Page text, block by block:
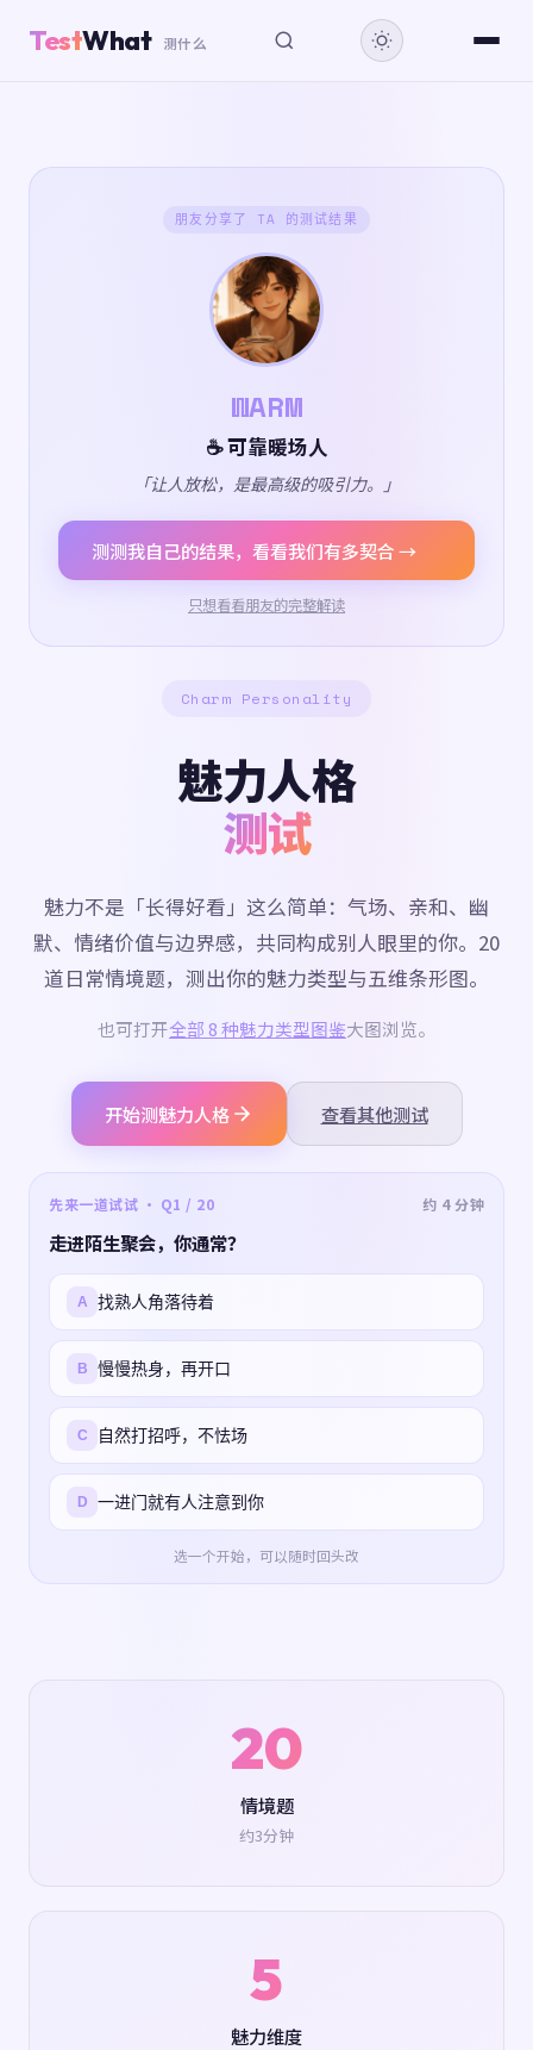
TestWhat 测什么
朋友分享了 TA 的测试结果
WARM
☕ 可靠暖场人
「让人放松，是最高级的吸引力。」
测测我自己的结果，看看我们有多契合 →
只想看看朋友的完整解读
Charm Personality
魅力人格
测试
魅力不是「长得好看」这么简单：气场、亲和、幽
默、情绪价值与边界感，共同构成别人眼里的你。20
道日常情境题，测出你的魅力类型与五维条形图。
也可打开全部 8 种魅力类型图鉴大图浏览。
开始测魅力人格 查看其他测试
先来一道试试 · Q1 / 20 约 4 分钟
走进陌生聚会，你通常？
A 找熟人角落待着
B 慢慢热身，再开口
C 自然打招呼，不怯场
D 一进门就有人注意到你
选一个开始，可以随时回头改
20
情境题
约3分钟
5
魅力维度